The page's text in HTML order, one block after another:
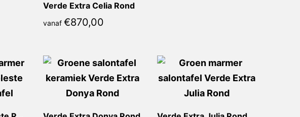
Verde Extra Celia Rond
vanaf €870,00